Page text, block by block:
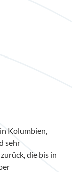
Kolumbien,
sehr
die bis in